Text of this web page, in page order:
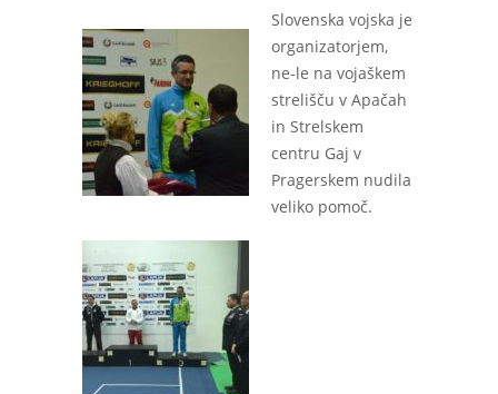
Slovenska vojska je
organizatorjem,
ne-le na vojaškem
strelišču v Apačah
in Strelskem
centru Gaj v
Pragerskem nudila
veliko pomoč.